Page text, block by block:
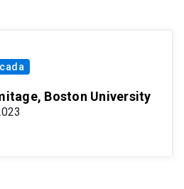
Boston University